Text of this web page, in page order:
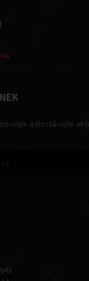
a dostávejte